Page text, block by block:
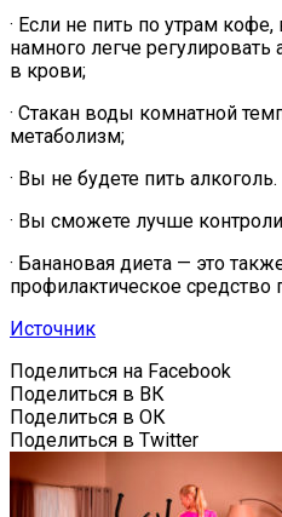
· Если не пить по утрам
намного легче
в крови;
· Стакан воды комнатной
метаболизм;
· Вы не будете пить
· Вы сможете лучше
· Банановая диета — это
профилактическое средство
Источник
Поделиться на Facebook
Поделиться в ВК
Поделиться в ОК
Поделиться в Twitter